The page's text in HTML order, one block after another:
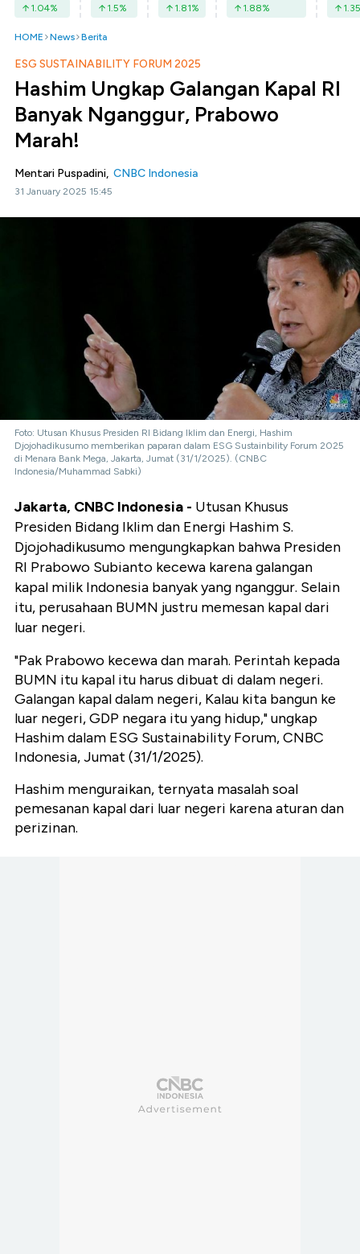
1.04% 1.5% 1.81% 1.88% 1.35
HOME News Berita
ESG SUSTAINABILITY FORUM 2025
Hashim Ungkap Galangan Kapal RI
Banyak Nganggur, Prabowo
Marah!
Mentari Puspadini, CNBC Indonesia
31 January 2025 15:45
Foto: Utusan Khusus Presiden RI Bidang Iklim dan Energi, Hashim
Djojohadikusumo memberikan paparan dalam ESG Sustainbility Forum 2025
di Menara Bank Mega, Jakarta, Jumat (31/1/2025). (CNBC
Indonesia/Muhammad Sabki)
Jakarta, CNBC Indonesia - Utusan Khusus
Presiden Bidang Iklim dan Energi Hashim S.
Djojohadikusumo mengungkapkan bahwa Presiden
RI Prabowo Subianto kecewa karena galangan
kapal milik Indonesia banyak yang nganggur. Selain
itu, perusahaan BUMN justru memesan kapal dari
luar negeri.
"Pak Prabowo kecewa dan marah. Perintah kepada
BUMN itu kapal itu harus dibuat di dalam negeri.
Galangan kapal dalam negeri, Kalau kita bangun ke
luar negeri, GDP negara itu yang hidup," ungkap
Hashim dalam ESG Sustainability Forum, CNBC
Indonesia, Jumat (31/1/2025).
Hashim menguraikan, ternyata masalah soal
pemesanan kapal dari luar negeri karena aturan dan
perizinan.